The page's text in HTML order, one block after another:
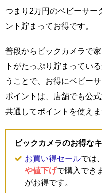
つまり2万円のベビーサー
ント貯まってお得です。
普段からビックカメラで
トがたっぷり貯まってい
うことで、お得にベビー
ポイントは、店舗でも公
共通してポイントを使えま
ビックカメラのお得な
お買い得セールでは、
や値下げで購入でき
がお得です。